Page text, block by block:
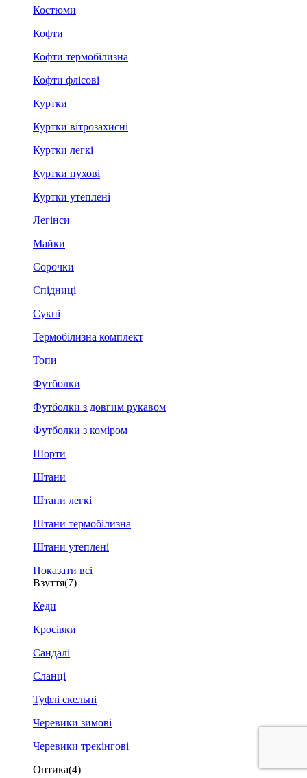
Костюми
Кофти
Кофти термобілизна
Кофти флісові
Куртки
Куртки вітрозахисні
Куртки легкі
Куртки пухові
Куртки утеплені
Легінси
Майки
Сорочки
Спідниці
Сукні
Термобілизна комплект
Топи
Футболки
Футболки з довгим рукавом
Футболки з коміром
Шорти
Штани
Штани легкі
Штани термобілизна
Штани утеплені
Показати всі
Взуття(7)
Кеди
Кросівки
Сандалі
Сланці
Туфлі скельні
Черевики зимові
Черевики трекінгові
Оптика(4)